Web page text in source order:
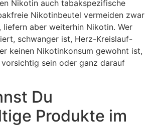
Nikotin auch tabakspezifische
Nikotinbeutel vermeiden zwar
liefern aber weiterhin Nikotin. Wer
schwanger ist, Herz-Kreislauf-
keinen Nikotinkonsum gewohnt ist,
sein oder ganz darauf
Du
Produkte im